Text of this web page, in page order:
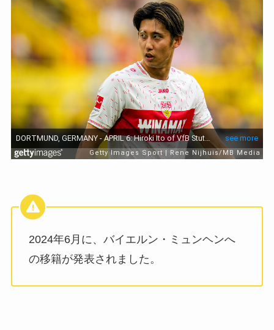
2024年6月に、バイエルン・ミュンヘンへ
の移籍が発表されました。